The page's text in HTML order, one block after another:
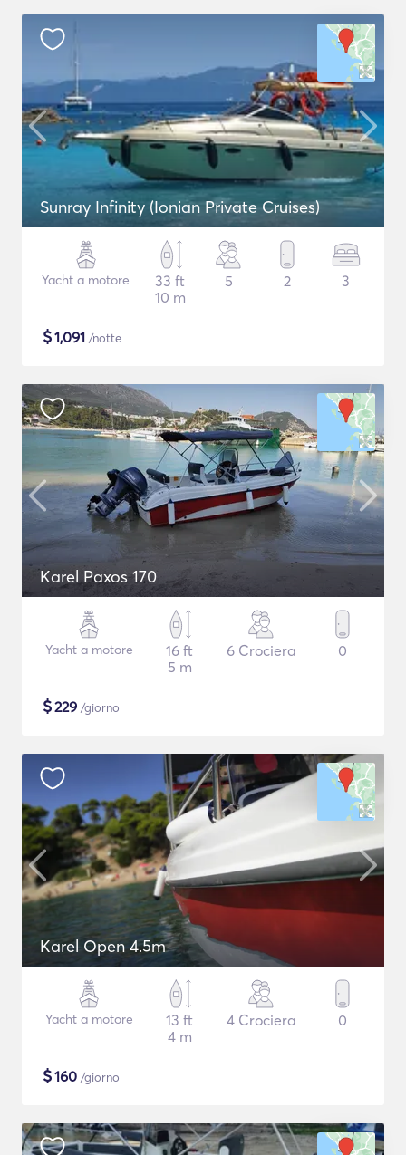
Sunray Infinity (Ionian Private Cruises)
Yacht a motore
33 ft
10 m
5 2 3
$1,091 /notte
Karel Paxos 170
Yacht a motore
16 ft
5 m
6 Crociera 0
$229 /giorno
Karel Open 4.5m
Yacht a motore
13 ft
4 m
4 Crociera 0
$160 /giorno